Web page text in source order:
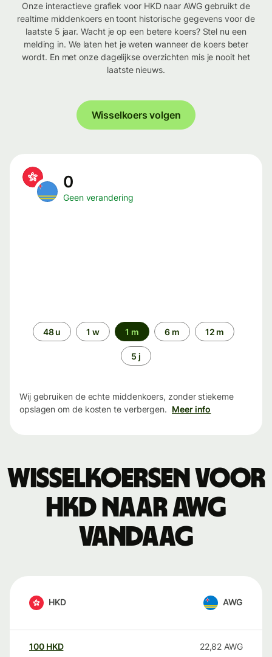
Onze interactieve grafiek voor HKD naar AWG gebruikt de
realtime middenkoers en toont historische gegevens voor de
laatste 5 jaar. Wacht je op een betere koers? Stel nu een
melding in. We laten het je weten wanneer de koers beter
wordt. En met onze dagelijkse overzichten mis je nooit het
laatste nieuws.
Wisselkoers volgen
0
Geen verandering
Periode48 u 1 w 1 m 6 m 12 m
5 j
Wij gebruiken de echte middenkoers, zonder stiekeme
opslagen om de kosten te verbergen. Meer info
Wisselkoersen voor
HKD naar AWG
vandaag
HKD AWG
100 HKD 22,82 AWG